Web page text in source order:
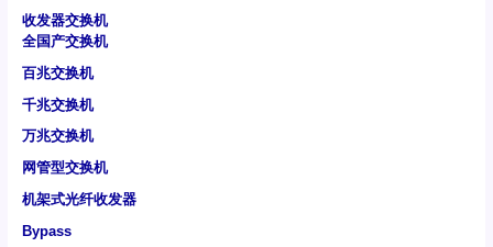
收发器交换机
全国产交换机
百兆交换机
千兆交换机
万兆交换机
网管型交换机
机架式光纤收发器
Bypass